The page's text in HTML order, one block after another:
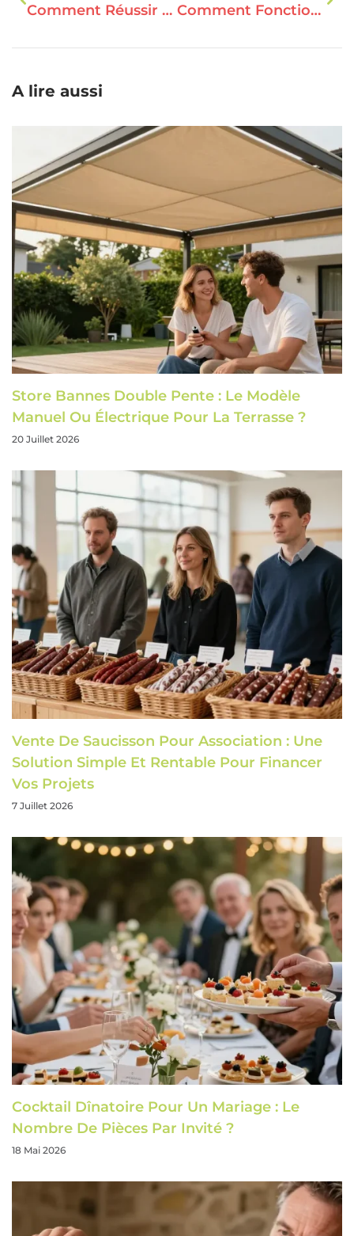
Comment Réussir Un Entretien Pour Un Caviste Emploi ? Comment Fonctionne Le Flocage Pour Bars Et Restaurants ?
A lire aussi
Store Bannes Double Pente : Le Modèle
Manuel Ou Électrique Pour La Terrasse ?
20 Juillet 2026
Vente De Saucisson Pour Association : Une
Solution Simple Et Rentable Pour Financer
Vos Projets
7 Juillet 2026
Cocktail Dînatoire Pour Un Mariage : Le
Nombre De Pièces Par Invité ?
18 Mai 2026